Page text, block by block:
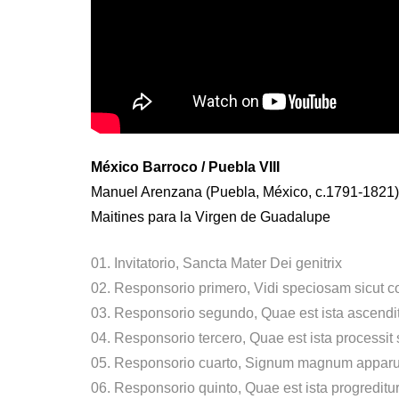
México Barroco / Puebla VIII
Manuel Arenzana (Puebla, México, c.1791-1821)
Maitines para la Virgen de Guadalupe
01. Invitatorio, Sancta Mater Dei genitrix
02. Responsorio primero, Vidi speciosam sicut
03. Responsorio segundo, Quae est ista
04. Responsorio tercero, Quae est ista processit
05. Responsorio cuarto, Signum magnum
06. Responsorio quinto, Quae est ista progreditur